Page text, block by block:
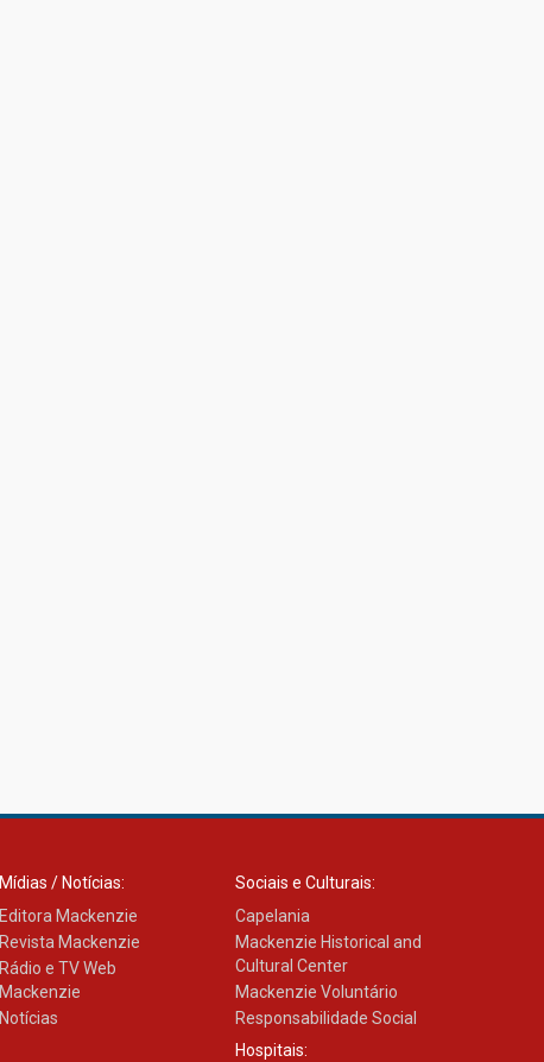
Mídias / Notícias:
Editora Mackenzie
Revista Mackenzie
Rádio e TV Web
Mackenzie
Notícias
Sociais e Culturais:
Capelania
Mackenzie Historical and
Cultural Center
Mackenzie Voluntário
Responsabilidade Social
Hospitais: